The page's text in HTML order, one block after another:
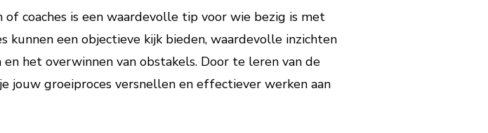
coaches is een waardevolle tip voor wie bezig is met
een objectieve kijk bieden, waardevolle inzichten
het overwinnen van obstakels. Door te leren van de
jouw groeiproces versnellen en effectiever werken aan